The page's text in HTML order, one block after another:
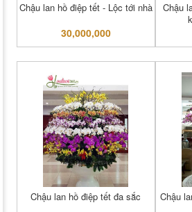
Chậu lan hồ điệp tết - Lộc tới nhà
30,000,000
Chậu
Chậu lan hồ điệp tết đa sắc
Chậu